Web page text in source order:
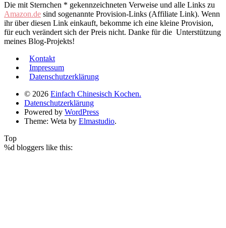
Die mit Sternchen * gekennzeichneten Verweise und alle Links zu
Amazon.de sind sogenannte Provision-Links (Affiliate Link). Wenn
ihr über diesen Link einkauft, bekomme ich eine kleine Provision,
für euch verändert sich der Preis nicht. Danke für die Unterstützung
meines Blog-Projekts!
Kontakt
Impressum
Datenschutzerklärung
© 2026 Einfach Chinesisch Kochen.
Datenschutzerklärung
Powered by WordPress
Theme: Weta by Elmastudio.
Top
%d bloggers like this: